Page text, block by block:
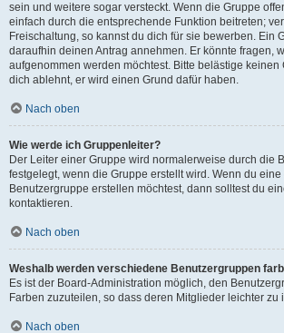
sein und weitere sogar versteckt. Wenn die Gruppe
einfach durch die entsprechende Funktion beitreten;
Freischaltung, so kannst du dich für sie bewerben. Ein
daraufhin deinen Antrag annehmen. Er könnte fragen,
aufgenommen werden möchtest. Bitte belästige keinen
dich ablehnt, er wird einen Grund dafür haben.
Nach oben
Wie werde ich Gruppenleiter?
Der Leiter einer Gruppe wird normalerweise durch die
festgelegt, wenn die Gruppe erstellt wird. Wenn du eine
Benutzergruppe erstellen möchtest, dann solltest du
kontaktieren.
Nach oben
Weshalb werden verschiedene Benutzergruppen
Es ist der Board-Administration möglich, den
Farben zuzuteilen, so dass deren Mitglieder leichter zu
Nach oben